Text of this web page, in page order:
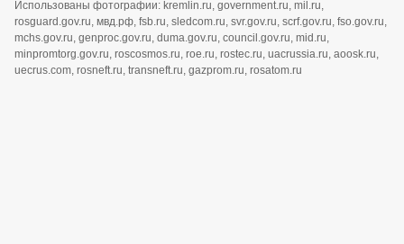
Использованы фотографии: kremlin.ru, government.ru, mil.ru,
rosguard.gov.ru, мвд.рф, fsb.ru, sledcom.ru, svr.gov.ru, scrf.gov.ru, fso.gov.ru,
mchs.gov.ru, genproc.gov.ru, duma.gov.ru, council.gov.ru, mid.ru,
minpromtorg.gov.ru, roscosmos.ru, roe.ru, rostec.ru, uacrussia.ru, aoosk.ru,
uecrus.com, rosneft.ru, transneft.ru, gazprom.ru, rosatom.ru